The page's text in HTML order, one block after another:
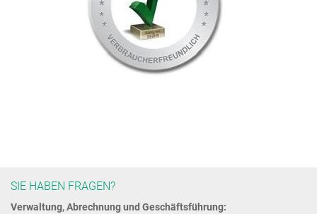
SIE HABEN FRAGEN?
Verwaltung, Abrechnung und Geschäftsführung: